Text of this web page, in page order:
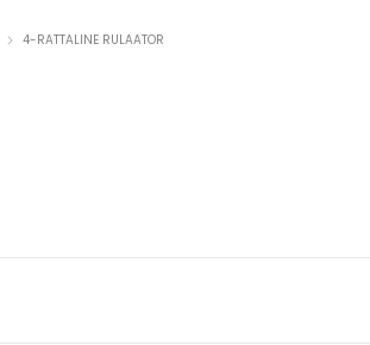
4-RATTALINE RULAATOR